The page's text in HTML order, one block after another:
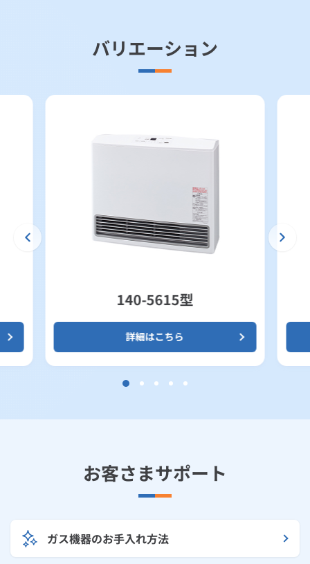
バリエーション
140-5615型
詳細はこちら
お客さまサポート
ガス機器のお手入れ方法